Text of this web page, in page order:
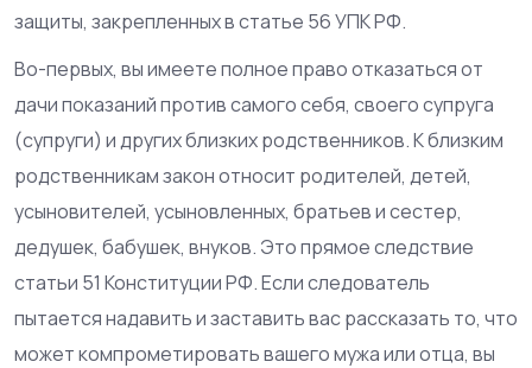
защиты, закрепленных встатье 56 УПК РФ.
Во-первых, вы имеете полное право отказаться от
дачи показаний против самого себя, своего супруга
(супруги) и других близких родственников. К близким
родственникам закон относит родителей, детей,
усыновителей, усыновленных, братьев и сестер,
дедушек, бабушек, внуков. Это прямое следствие
статьи 51 Конституции РФ. Если следователь
пытается надавить и заставить вас рассказать то, что
может компрометировать вашего мужа или отца, вы